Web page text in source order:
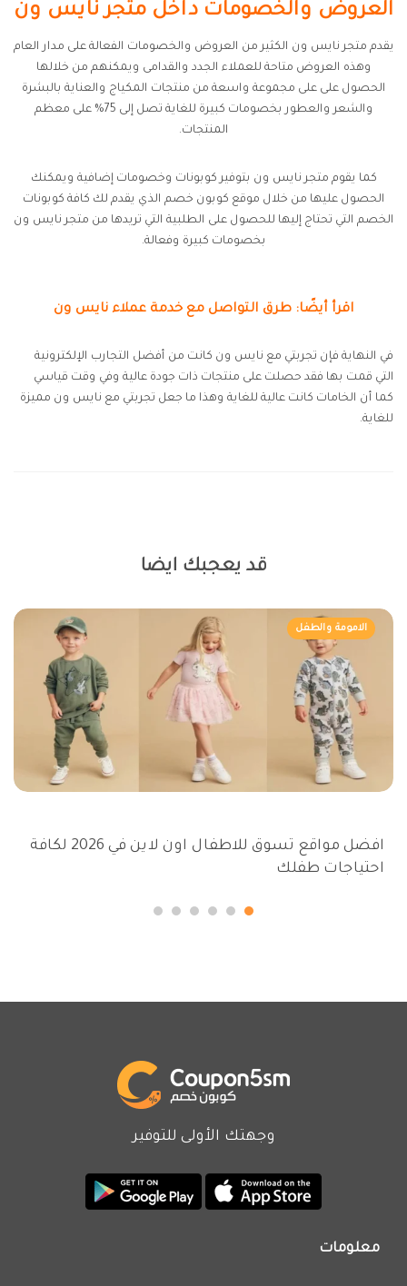
العروض والخصومات داخل متجر نايس ون
يقدم متجر نايس ون الكثير من العروض والخصومات الفعالة على مدار العام
وهذه العروض متاحة للعملاء الجدد والقدامى ويمكنهم من خلالها
الحصول على على مجموعة واسعة من منتجات المكياج والعناية بالبشرة
والشعر والعطور بخصومات كبيرة للغاية تصل إلى 75% على معظم
المنتجات.
كما يقوم متجر نايس ون بتوفير كوبونات وخصومات إضافية ويمكنك
الحصول عليها من خلال موقع كوبون خصم الذي يقدم لك كافة كوبونات
الخصم التي تحتاج إليها للحصول على الطلبية التي تريدها من متجر نايس ون
بخصومات كبيرة وفعالة.
اقرأ أيضًا: طرق التواصل مع خدمة عملاء نايس ون
في النهاية فإن تجربتي مع نايس ون كانت من أفضل التجارب الإلكترونية
التي قمت بها فقد حصلت على منتجات ذات جودة عالية وفي وقت قياسي
كما أن الخامات كانت عالية للغاية وهذا ما جعل تجربتي مع نايس ون مميزة
للغاية.
قد يعجبك ايضا
الامومة والطفل
افضل مواقع تسوق للاطفال اون لاين في 2026 لكافة
احتياجات طفلك
وجهتك الأولى للتوفير
معلومات